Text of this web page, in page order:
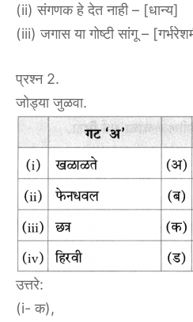
(ii) संगणक हे देत नाही – [धान्य]
(iii) जगास या गोष्टी सांगू –
प्रश्न 2.
जोड्या जुळवा.
उत्तरे:
(i- क),